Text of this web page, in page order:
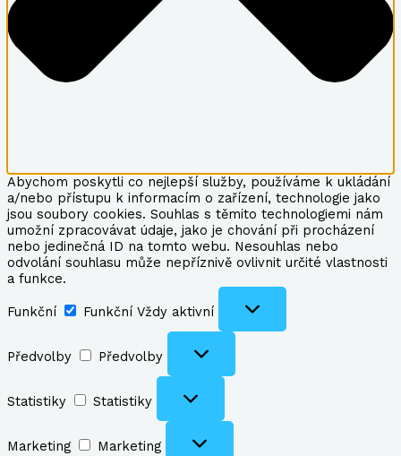
Abychom poskytli co nejlepší služby, používáme k ukládání
a/nebo přístupu k informacím o zařízení, technologie jako
jsou soubory cookies. Souhlas s těmito technologiemi nám
umožní zpracovávat údaje, jako je chování při procházení
nebo jedinečná ID na tomto webu. Nesouhlas nebo
odvolání souhlasu může nepříznivě ovlivnit určité vlastnosti
a funkce.
Funkční Funkční Vždy aktivní
Předvolby Předvolby
Statistiky Statistiky
Marketing Marketing